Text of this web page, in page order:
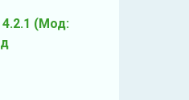
(Мод: